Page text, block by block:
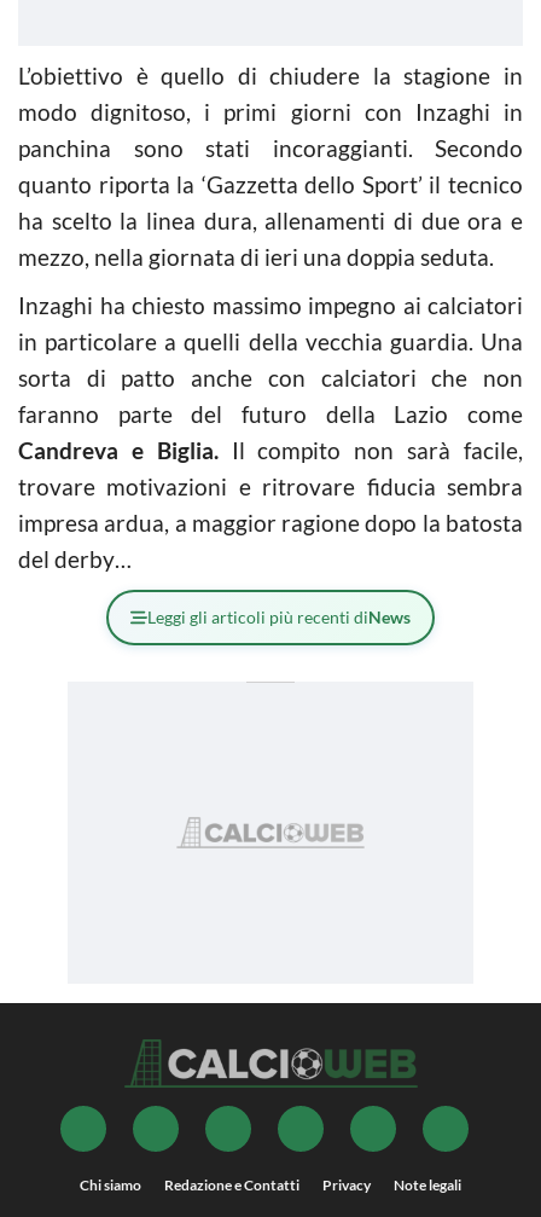
L’obiettivo è quello di chiudere la stagione in
modo dignitoso, i primi giorni con Inzaghi in
panchina sono stati incoraggianti. Secondo
quanto riporta la ‘Gazzetta dello Sport’ il tecnico
ha scelto la linea dura, allenamenti di due ora e
mezzo, nella giornata di ieri una doppia seduta.
Inzaghi ha chiesto massimo impegno ai calciatori
in particolare a quelli della vecchia guardia. Una
sorta di patto anche con calciatori che non
faranno parte del futuro della Lazio come
Candreva e Biglia.Il compito non sarà facile,
trovare motivazioni e ritrovare fiducia sembra
impresa ardua, a maggior ragione dopo la batosta
del derby…
Leggi gli articoli più recenti diNews
Chi siamo Redazione e Contatti Privacy Note legali